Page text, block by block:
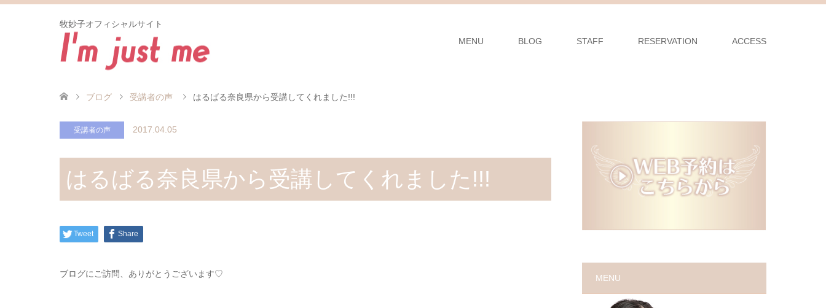
牧妙子オフィシャルサイト
MENU
BLOG STAFF RESERVATION ACCESS
ブログ 受講者の声 はるばる奈良県から受講してくれました!!!
受講者の声 2017.04.05
はるばる奈良県から受講してくれました!!!
Tweet Share
ブログにご訪問、ありがとうございます♡ MENU